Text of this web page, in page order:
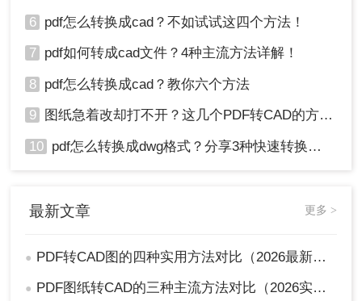
6 pdf怎么转换成cad？不如试试这四个方法！
7 pdf如何转成cad文件？4种主流方法详解！
8 pdf怎么转换成cad？教你六个方法
9 图纸急着改却打不开？这几个PDF转CAD的方法真管用！
10 pdf怎么转换成dwg格式？分享3种快速转换方法！
最新文章 更多 >
● PDF转CAD图的四种实用方法对比（2026最新版）：按需选择，效率至上！
● PDF图纸转CAD的三种主流方法对比（2026实用版）：选对工具效率翻倍！